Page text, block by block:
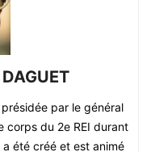
par le général
corps du 2e REI durant
été créé et est animé